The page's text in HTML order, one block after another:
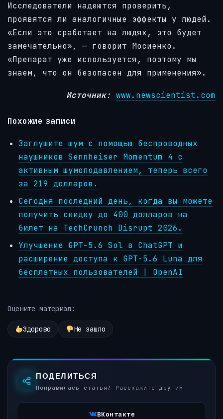
Исследователи надеются проверить,
проявятся ли аналогичные эффекты у людей.
«Если это сработает на людях, это будет
замечательно», — говорит Мосиенко.
«Препарат уже используется, поэтому мы
знаем, что он безопасен для применения».
Источник: www.newscientist.com
Похожие записи
Заглушите шум с помощью беспроводных
наушников Sennheiser Momentum 4 с
активным шумоподавлением, теперь всего
за 219 долларов.
Сегодня последний день, когда вы можете
получить скидку до 400 долларов на
билет на TechCrunch Disrupt 2026.
Улучшение GPT-5.6 Sol в ChatGPT и
расширение доступа к GPT-5.6 Luna для
бесплатных пользователей | OpenAI
Оцените материал:
Здорово Не зашло
ПОДЕЛИТЬСЯ
Понравилась статья? Расскажите другим
ВКонтакте